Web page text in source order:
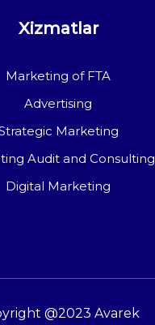
Xizmatlar
Marketing of FTA
Advertising
Marketing
Audit and Consulting
Digital Marketing
@2023 Avarek